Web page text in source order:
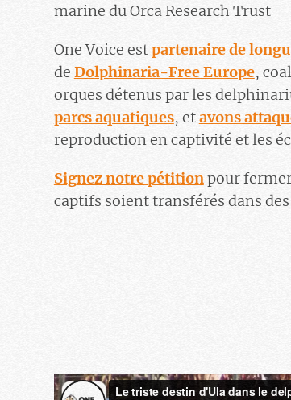
marine du Orca Research Trust
One Voice estpartenaire de
de Dolphinaria-Free Europe,
orques détenus par les
parcs aquatiques, etavons
reproduction en captivité et les
Signez notre pétitionpour
captifs soient transférés dans